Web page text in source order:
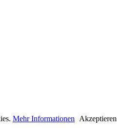
Mehr Informationen Akzeptieren